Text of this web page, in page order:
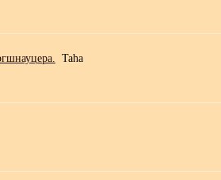
Taha